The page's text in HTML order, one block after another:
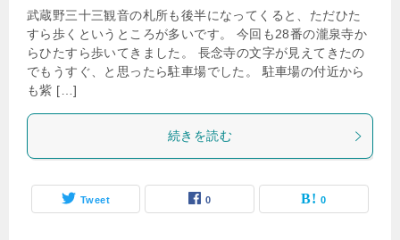
武蔵野三十三観音の札所も後半になってくると、ただひた
すら歩くというところが多いです。 今回も28番の瀧泉寺か
らひたすら歩いてきました。 長念寺の文字が見えてきたの
でもうすぐ、と思ったら駐車場でした。 駐車場の付近から
も紫 […]
続きを読む
Tweet 0 0